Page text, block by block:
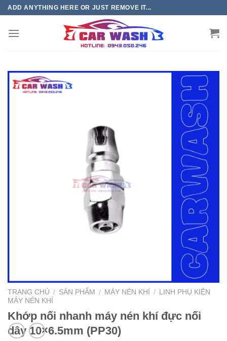
Chuyển
phần
ADD ANYTHING HERE OR JUST REMOVE IT...
TRANG CHỦ / SẢN PHẨM / MÁY NÉN KHÍ / LINH PHỤ KIỆN
MÁY NÉN KHÍ
Khớp nối nhanh máy nén khí đực nối
dây 10×6.5mm (PP30)